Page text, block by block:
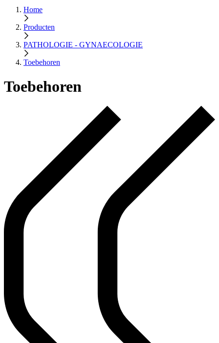
Home
Producten
PATHOLOGIE - GYNAECOLOGIE
Toebehoren
Toebehoren